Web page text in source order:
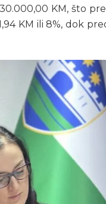
KM, što
KM ili 8%, dok